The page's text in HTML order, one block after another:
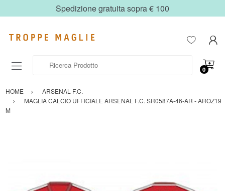
Spedizione gratuita sopra € 100
0
HOME
ARSENAL F.C.
MAGLIA CALCIO UFFICIALE ARSENAL F.C. SR0587A-46-AR - AROZ19
M